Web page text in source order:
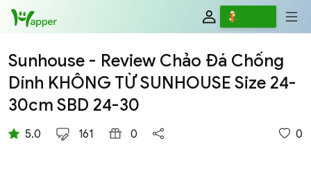
Sunhouse - Review Chảo Đá Chống
Dính KHÔNG TỪ SUNHOUSE Size 24-
30cm SBD 24-30
5.0 161 0 0